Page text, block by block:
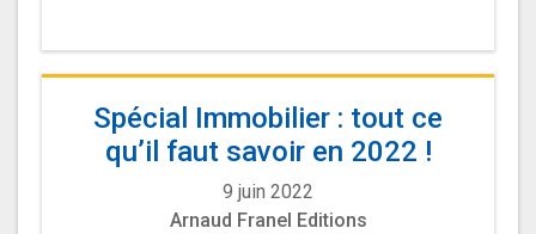
Spécial Immobilier : tout ce
qu’il faut savoir en 2022 !
9 juin 2022
Arnaud Franel Editions